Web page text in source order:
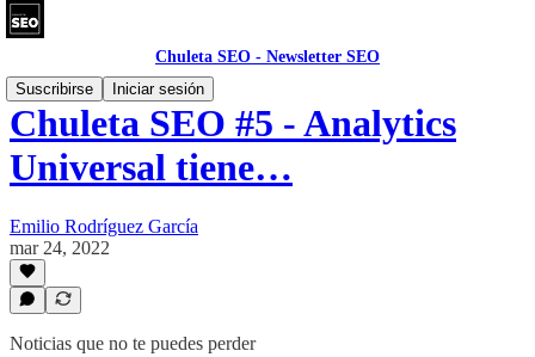
Chuleta SEO - Newsletter SEO
Suscribirse
Iniciar sesión
Chuleta SEO #5 - Analytics
Universal tiene…
Emilio Rodríguez García
mar 24, 2022
Noticias que no te puedes perder